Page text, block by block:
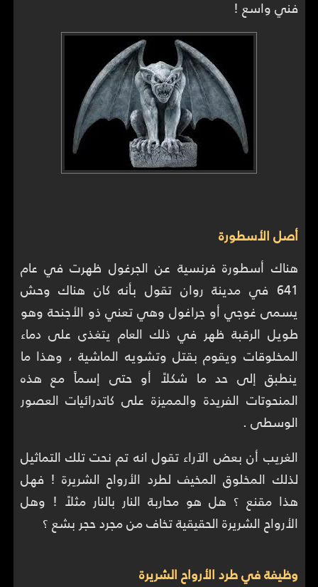
فني واسع !
أصل الأسطورة
هناك أسطورة فرنسية عن الجرغول ظهرت في عام
641 في مدينة روان تقول بأنه كان هناك وحش
يسمى غوجي أو جراغول وهي تعني ذو الأجنحة وهو
طويل الرقبة ظهر في ذلك العام يتغذى على دماء
المخلوقات ويقوم بقتل وتشويه الماشية ، وهذا ما
ينطبق إلى حد ما شكلاً أو حتى إسماً مع هذه
المنحوتات الفريدة والمميزة على كاتدرائيات العصور
الوسطى .
الغريب أن بعض الآراء تقول انه تم نحت تلك التماثيل
لذلك المخلوق المخيف لطرد الأرواح الشريرة ! فهل
هذا مقنع ؟ هل هو محاربة النار بالنار مثلاً ! وهل
الأرواح الشريرة الحقيقية تخاف من مجرد حجر بشع ؟
وظيفة في طرد الأرواح الشريرة